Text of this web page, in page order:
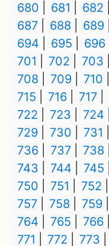
680
681 682
687
688 689
694
695 696
701
702 703
708
709 710
715
716 717
722
723 724
729
730 731
736
737 738
743
744 745
750
751 752
757
758 759
764
765 766
771
772 773